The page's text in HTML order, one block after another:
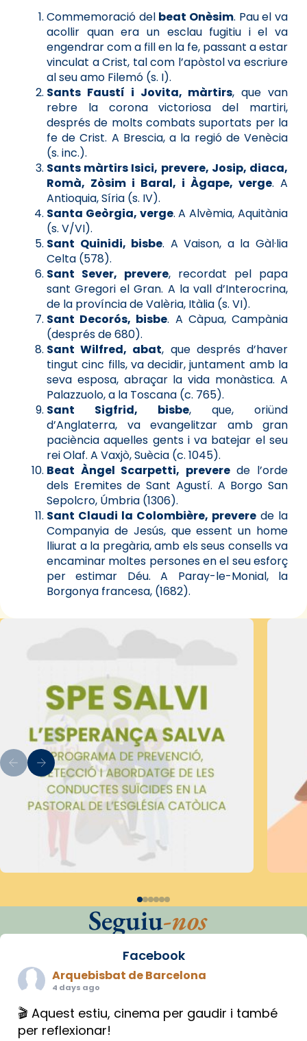
Commemoració del beat Onèsim. Pau el va
acollir quan era un esclau fugitiu i el va
engendrar com a fill en la fe, passant a estar
vinculat a Crist, tal com l’apòstol va escriure
al seu amo Filemó (s. I).
Sants Faustí i Jovita, màrtirs, que van
rebre la corona victoriosa del martiri,
després de molts combats suportats per la
fe de Crist. A Brescia, a la regió de Venècia
(s. inc.).
Sants màrtirs Isici, prevere, Josip, diaca,
Romà, Zòsim i Baral, i Àgape, verge. A
Antioquia, Síria (s. IV).
Santa Geòrgia, verge. A Alvèmia, Aquitània
(s. V/VI).
Sant Quinidi, bisbe. A Vaison, a la Gàl·lia
Celta (578).
Sant Sever, prevere, recordat pel papa
sant Gregori el Gran. A la vall d’Interocrina,
de la província de Valèria, Itàlia (s. VI).
Sant Decorós, bisbe. A Càpua, Campània
(després de 680).
Sant Wilfred, abat, que després d’haver
tingut cinc fills, va decidir, juntament amb la
seva esposa, abraçar la vida monàstica. A
Palazzuolo, a la Toscana (c. 765).
Sant Sigfrid, bisbe, que, oriünd
d’Anglaterra, va evangelitzar amb gran
paciència aquelles gents i va batejar el seu
rei Olaf. A Vaxjò, Suècia (c. 1045).
Beat Àngel Scarpetti, preverede l’orde
dels Eremites de Sant Agustí. A Borgo San
Sepolcro, Úmbria (1306).
Sant Claudi la Colombière, prevere de la
Companyia de Jesús, que essent un home
lliurat a la pregària, amb els seus consells va
encaminar moltes persones en el seu esforç
per estimar Déu. A Paray-le-Monial, la
Borgonya francesa, (1682).
Seguiu-nos
Facebook
Arquebisbat de Barcelona
4 days ago
🎬 Aquest estiu, cinema per gaudir i també
per reflexionar!